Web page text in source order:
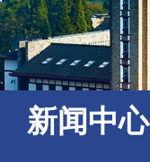
新闻中心